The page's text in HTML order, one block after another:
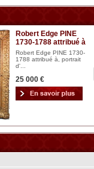
Robert Edge PINE
1730-1788 attribué à
Robert Edge PINE 1730-
1788 attribué à, portrait
d'...
25 000 €